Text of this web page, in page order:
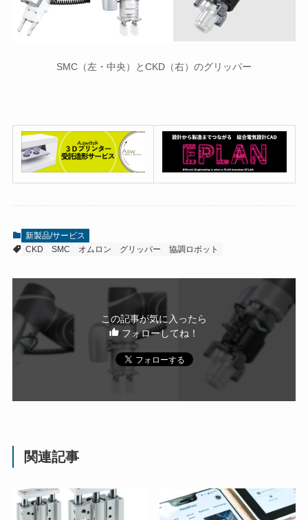
SMC（左・中央）とCKD（右）のグリッパー
新製品/サービス
CKD
SMC オムロン グリッパー 協調ロボット
この記事が気に入ったら
フォローしてね！
関連記事